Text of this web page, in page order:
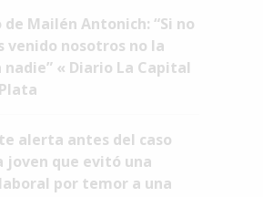
Mailén Antonich: “Si no
venido nosotros no la
« Diario La Capital
alerta antes del caso
joven que evitó una
por temor a una